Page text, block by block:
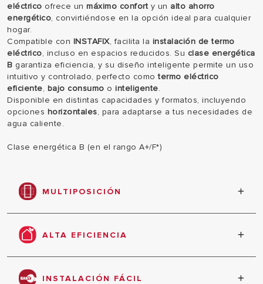
eléctrico ofrece un máximo confort y un alto ahorro
energético, convirtiéndose en la opción ideal para cualquier
hogar.
Compatible con INSTAFIX, facilita la instalación de termo
eléctrico, incluso en espacios reducidos. Su clase energética
B garantiza eficiencia, y su diseño inteligente permite un uso
intuitivo y controlado, perfecto comotermo eléctrico
eficiente, bajo consumo o inteligente.
Disponible en distintas capacidades y formatos, incluyendo
opciones horizontales, para adaptarse a tus necesidades de
agua caliente.
Clase energética B (en el rango A+/F*)
MULTIPOSICIÓN
Preparado para instalación tanto vertical como
horizontal
ALTA EFICIENCIA
Alto rendimiento energético, bajo nivel de
consumo y emisiones nocivas. Clase energética B.
INSTALACIÓN FÁCIL